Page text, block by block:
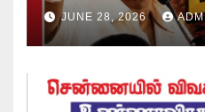
JUNE 28, 2026